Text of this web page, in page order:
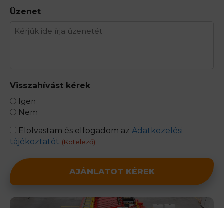
Üzenet
Visszahívást kérek
Igen
Nem
consent
(Kötelező)
Elolvastam és elfogadom az Adatkezelési
tájékoztatót. (Kötelező)
Alternative: